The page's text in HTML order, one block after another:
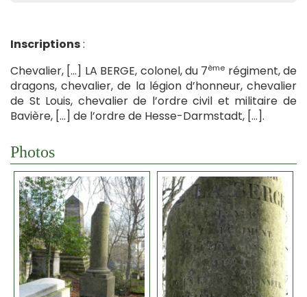
Inscriptions:
Chevalier, […] LA BERGE, colonel, du 7ème régiment, de
dragons, chevalier, de la légion d’honneur, chevalier
de St Louis, chevalier de l’ordre civil et militaire de
Bavière, […] de l’ordre de Hesse-Darmstadt, […].
Photos